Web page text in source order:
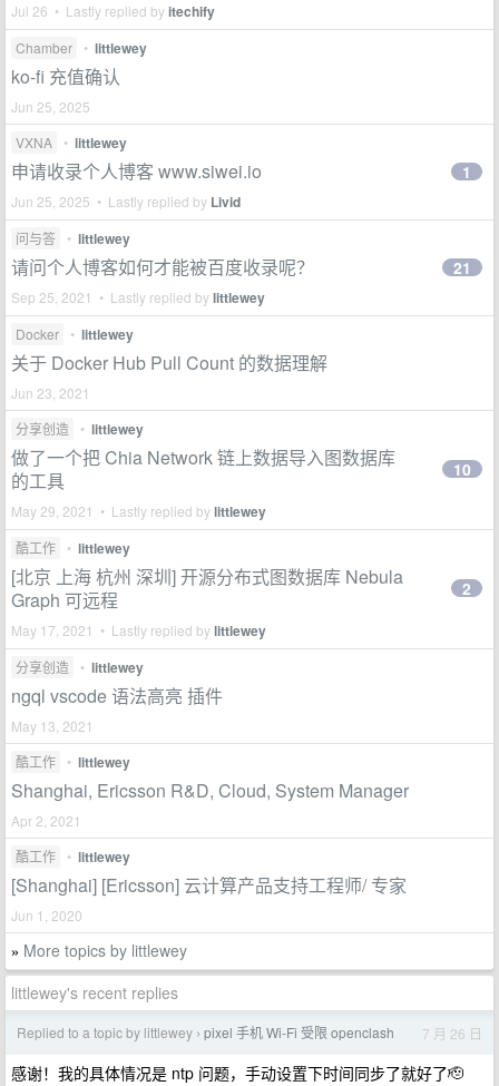
Jul 26 • Lastly replied byitechify
Chamber • littlewey
ko-fi 充值确认
Jun 25, 2025
VXNA
• littlewey
申请收录个人博客 www.siwei.io
Jun 25, 2025 • Lastly replied by Livid
1
问与答 • littlewey
请问个人博客如何才能被百度收录呢？
Sep 25, 2021 • Lastly replied bylittlewey
21
Docker • littlewey
关于 Docker Hub Pull Count 的数据理解
Jun 23, 2021
分享创造
• littlewey
做了一个把 Chia Network 链上数据导入图数据库
的工具
May 29, 2021 • Lastly replied bylittlewey
10
酷工作 • littlewey
[北京 上海 杭州 深圳] 开源分布式图数据库 Nebula
Graph 可远程
May 17, 2021 • Lastly replied bylittlewey
2
分享创造 • littlewey
ngql vscode 语法高亮 插件
May 13, 2021
酷工作
• littlewey
Shanghai, Ericsson R&D, Cloud, System Manager
Apr 2, 2021
酷工作
• littlewey
[Shanghai] [Ericsson] 云计算产品支持工程师/ 专家
Jun 1, 2020
» More topics by littlewey
littlewey's recent replies
Replied to a topic by littlewey › pixel 手机 Wi-Fi 受限 openclash 7 月 26 日
感谢！我的具体情况是 ntp 问题，手动设置下时间同步了就好了🫡